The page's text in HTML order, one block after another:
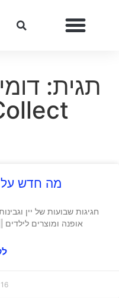
תגית:
מה חדש על
חגיגות שבועות של יין
אופנה ומוצרים
16 במאי 2017